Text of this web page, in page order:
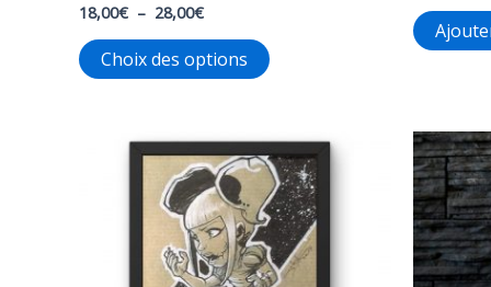
18,00€ – 28,00€Plage
prix :
18,00€
Choix des options
produit
variations.
Les
options
peuvent
être